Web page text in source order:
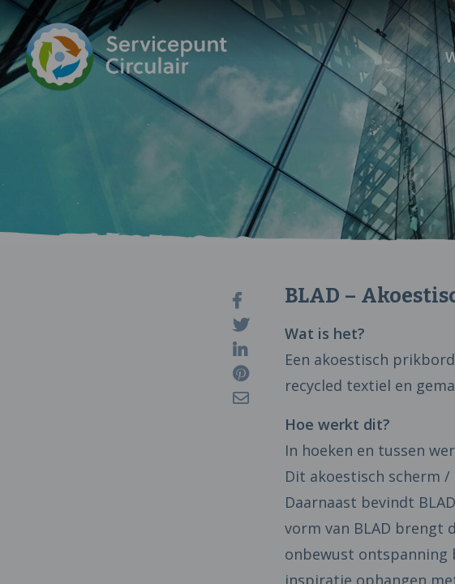
BLAD –
Wat is het?
Een akoestisch
recycled textiel en
Hoe werkt dit?
In hoeken en tussen
Dit akoestisch scherm
Daarnaast bevindt
vorm van BLAD brengt
onbewust ontspanning
inspiratie ophangen